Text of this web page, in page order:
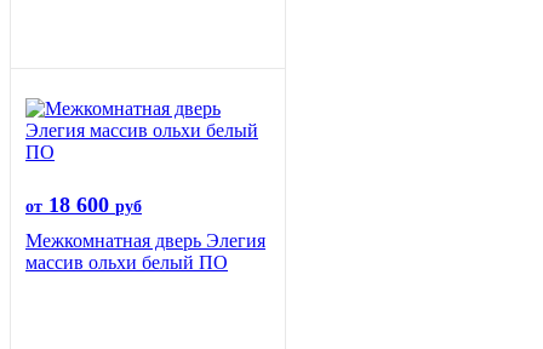
от 18 600 руб
Межкомнатная дверь Элегия
массив ольхи белый ПО